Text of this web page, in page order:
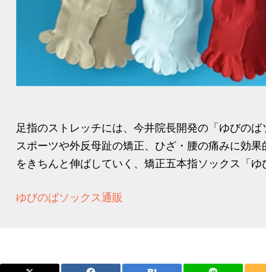
足指のストレッチには、今井院長開発の「ゆびの
スポーツや外反母趾の矯正、ひざ・腰の痛みに効
をきちんと伸ばしていく、矯正五本指ソックス「
ゆびのばソックス通販